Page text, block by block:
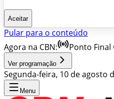
Aceitar
Pular para o conteúdo
Agora na CBN:
Ponto Final
Ver programação
Segunda-feira, 10 de agosto
Menu